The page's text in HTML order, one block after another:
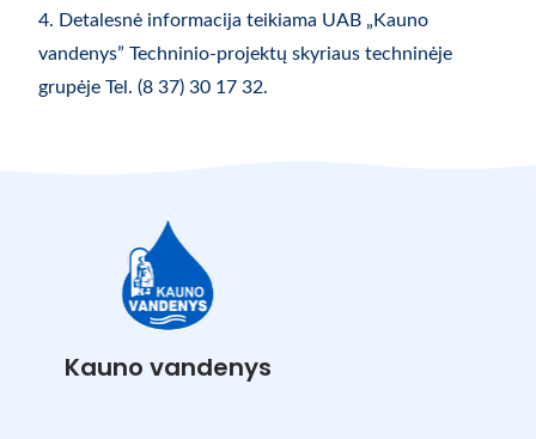
4. Detalesnė informacija teikiama UAB „Kauno
vandenys” Techninio-projektų skyriaus techninėje
grupėje Tel. (8 37) 30 17 32.
Kauno vandenys